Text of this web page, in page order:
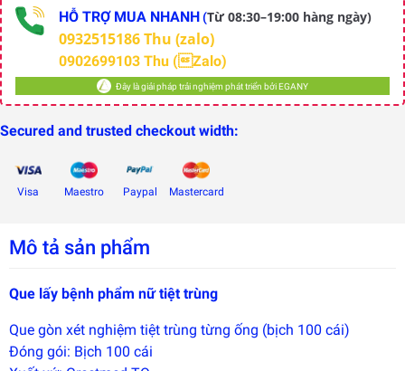
HỖ TRỢ MUA NHANH(Từ 08:30–19:00 hàng ngày)
0932515186 Thu (zalo)
0902699103 Thu (Zalo)
Đây là giải pháp trải nghiệm phát triển bởi EGANY
Secured and trusted checkout width:
Visa Maestro Paypal Mastercard
Mô tả sản phẩm
Que lấy bệnh phẩm nữ tiệt trùng
Que gòn xét nghiệm tiệt trùng từng ống (bịch 100 cái)
Đóng gói: Bịch 100 cái